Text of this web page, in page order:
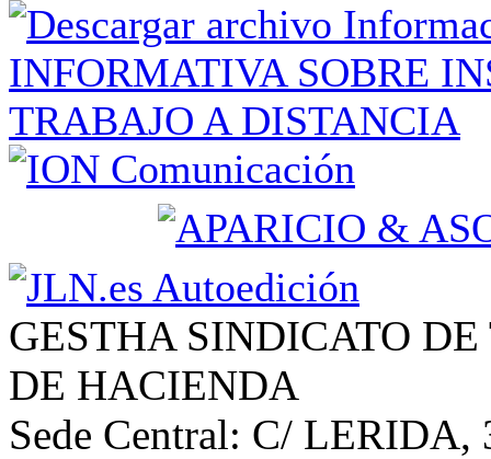
GESTHA SINDICATO
DE HACIENDA
Sede Central: C/